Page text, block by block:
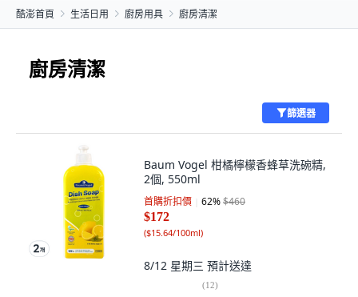
酷澎首頁 生活日用 廚房用具 廚房清潔
廚房清潔
篩選器
Baum Vogel 柑橘檸檬香蜂草洗碗精,
2個, 550ml
首購折扣價 62%$460
$172
($15.64/100ml)
8/12 星期三 預計送達
(12)